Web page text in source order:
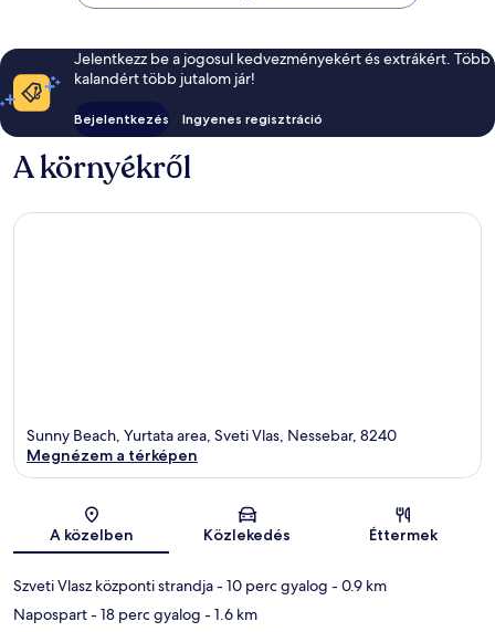
Jelentkezz be a jogosul kedvezményekért és extrákért. Több
kalandért több jutalom jár!
Bejelentkezés Ingyenes regisztráció
A környékről
Térkép
Sunny Beach, Yurtata area, Sveti Vlas, Nessebar, 8240
Megnézem a térképen
A közelben Közlekedés Éttermek
Szveti Vlasz központi strandja- 10 perc gyalog - 0.9 km
Napospart- 18 perc gyalog - 1.6 km